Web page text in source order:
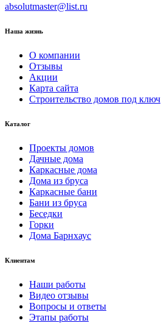
absolutmaster@list.ru
Наша жизнь
О компании
Отзывы
Акции
Карта сайта
Строительство домов под ключ
Каталог
Проекты домов
Дачные дома
Каркасные дома
Дома из бруса
Каркасные бани
Бани из бруса
Беседки
Горки
Дома Барнхаус
Клиентам
Наши работы
Видео отзывы
Вопросы и ответы
Этапы работы